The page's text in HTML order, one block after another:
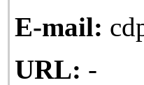
E-mail:
URL: -